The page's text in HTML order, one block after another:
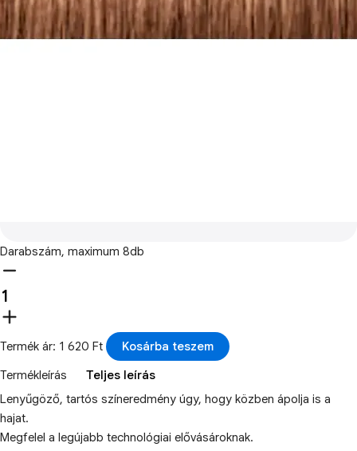
Darabszám, maximum 8db
Termék ár: 1 620 Ft
Kosárba teszem
Termékleírás
Teljes leírás
Lenyűgöző, tartós színeredmény úgy, hogy közben ápolja is a
hajat.
Megfelel a legújabb technológiai elővásároknak.